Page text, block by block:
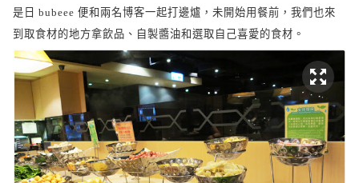
是日 bubeee 便和兩名博客一起打邊爐，未開始用餐前，我們也來
到取食材的地方拿飲品、自製醬油和選取自己喜愛的食材。